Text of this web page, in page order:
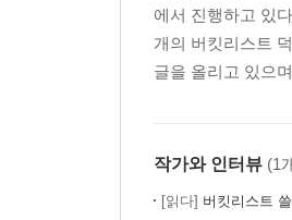
에서 진행하고 있
개의 버킷리스트
글을 올리고 있으
작가와 인터뷰 (1
[읽다] 버킷리스트